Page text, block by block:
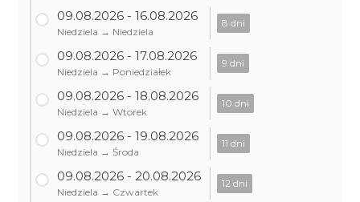
09.08.2026 - 16.08.2026
Niedziela → Niedziela
8 dni
09.08.2026 - 17.08.2026
Niedziela → Poniedziałek
9 dni
09.08.2026 - 18.08.2026
Niedziela → Wtorek
10 dni
09.08.2026 - 19.08.2026
Niedziela → Środa
11 dni
09.08.2026 - 20.08.2026
Niedziela → Czwartek
12 dni